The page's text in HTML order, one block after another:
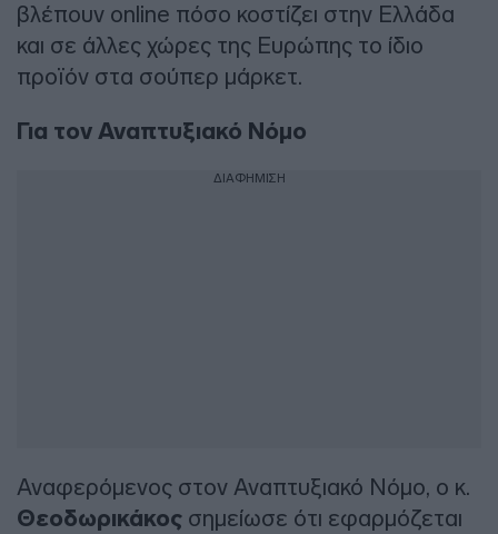
βλέπουν online πόσο κοστίζει στην Ελλάδα
και σε άλλες χώρες της Ευρώπης το ίδιο
προϊόν στα σούπερ μάρκετ.
Για τον Αναπτυξιακό Νόμο
ΔΙΑΦΗΜΙΣΗ
Αναφερόμενος στον Αναπτυξιακό Νόμο, ο κ.
Θεοδωρικάκος σημείωσε ότι εφαρμόζεται